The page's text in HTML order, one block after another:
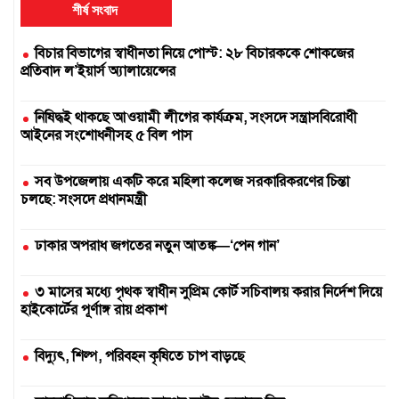
শীর্ষ সংবাদ
বিচার বিভাগের স্বাধীনতা নিয়ে পোস্ট: ২৮ বিচারককে শোকজের
প্রতিবাদ ল’ইয়ার্স অ্যালায়েন্সের
নিষিদ্ধই থাকছে আওয়ামী লীগের কার্যক্রম, সংসদে সন্ত্রাসবিরোধী
আইনের সংশোধনীসহ ৫ বিল পাস
সব উপজেলায় একটি করে মহিলা কলেজ সরকারিকরণের চিন্তা
চলছে: সংসদে প্রধানমন্ত্রী
ঢাকার অপরাধ জগতের নতুন আতঙ্ক—‘পেন গান’
৩ মাসের মধ্যে পৃথক স্বাধীন সুপ্রিম কোর্ট সচিবালয় করার নির্দেশ দিয়ে
হাইকোর্টের পূর্ণাঙ্গ রায় প্রকাশ
বিদ্যুৎ, শিল্প, পরিবহন কৃষিতে চাপ বাড়ছে